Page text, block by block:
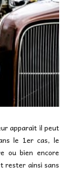
apparait il peut
le 1er cas, le
ou bien encore
rester ainsi sans